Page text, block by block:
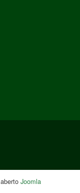
Joomla